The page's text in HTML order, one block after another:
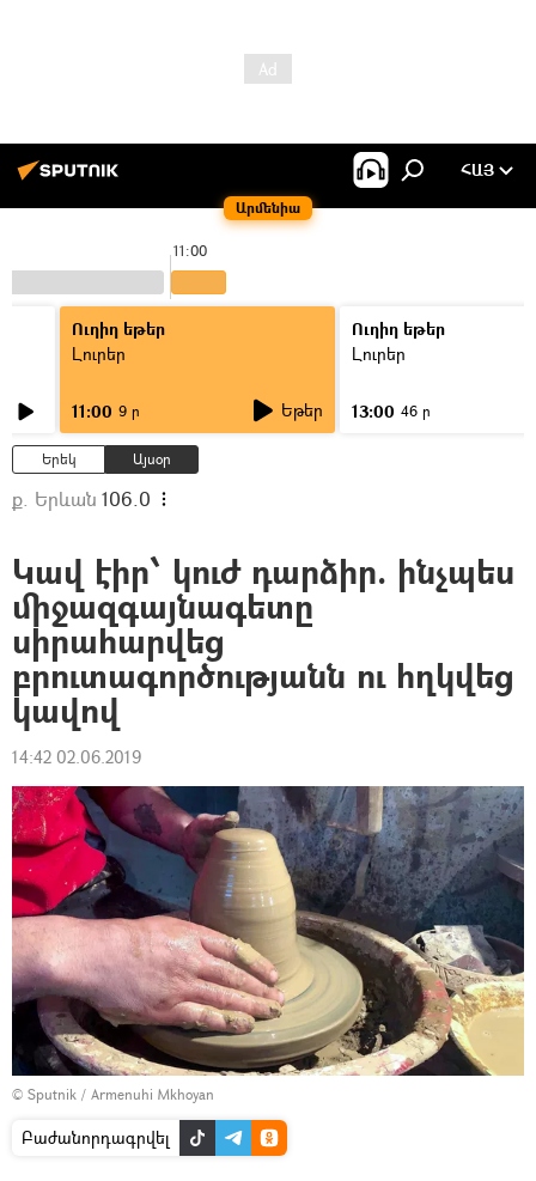
Արմենիա
ՀԱՅ
11:00
Ուղիղ եթեր
Լուրեր
11:00 9 ր Եթեր
Ուղիղ եթեր
Լուրեր
13:00 46 ր
Երեկ Այսօր
ք. Երևան 106.0
Կավ էիր՝ կուժ դարձիր. ինչպես
միջազգայնագետը
սիրահարվեց
բրուտագործությանն ու հղկվեց
կավով
14:42 02.06.2019
© Sputnik / Armenuhi Mkhoyan
Բաժանորդագրվել